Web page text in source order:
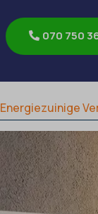
070 750
Energiezuinige